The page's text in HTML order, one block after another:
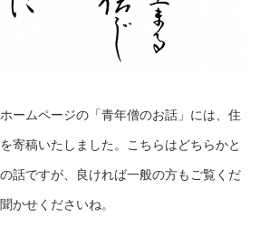
ームページの「青年僧のお話」には、住
寄稿いたしました。こちらはどちらかと
話ですが、良ければ一般の方もご覧くだ
かせくださいね。